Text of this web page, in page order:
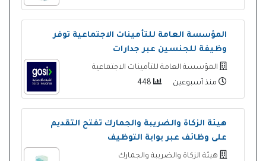
المؤسسة العامة للتأمينات الاجتماعية توفر
وظيفة للجنسين عبر جدارات
المؤسسة العامة للتأمينات الاجتماعية
منذ أسبوعين
هيئة الزكاة والضريبة والجمارك تفتح التقديم
على وظائف عبر بوابة التوظيف
هيئة الزكاة والضريبة والجمارك